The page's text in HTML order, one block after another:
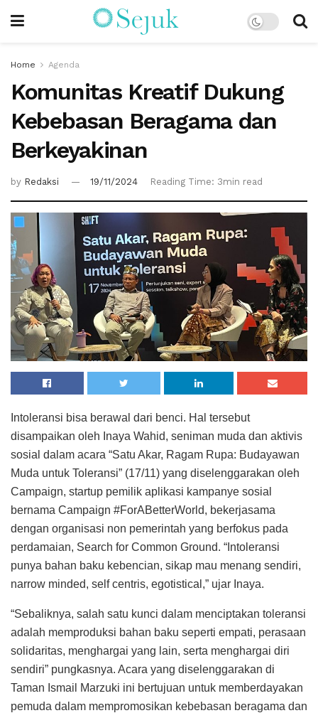
Home Agenda
Komunitas Kreatif Dukung
Kebebasan Beragama dan
Berkeyakinan
by Redaksi 19/11/2024 Reading Time: 3min read
Intoleransi bisa berawal dari benci. Hal tersebut
disampaikan oleh Inaya Wahid, seniman muda dan aktivis
sosial dalam acara “Satu Akar, Ragam Rupa: Budayawan
Muda untuk Toleransi” (17/11) yang diselenggarakan oleh
Campaign, startup pemilik aplikasi kampanye sosial
bernama Campaign #ForABetterWorld, bekerjasama
dengan organisasi non pemerintah yang berfokus pada
perdamaian, Search for Common Ground. “Intoleransi
punya bahan baku kebencian, sikap mau menang sendiri,
narrow minded, self centris, egotistical,” ujar Inaya.
“Sebaliknya, salah satu kunci dalam menciptakan toleransi
adalah memproduksi bahan baku seperti empati, perasaan
solidaritas, menghargai yang lain, serta menghargai diri
sendiri” pungkasnya. Acara yang diselenggarakan di
Taman Ismail Marzuki ini bertujuan untuk memberdayakan
pemuda dalam mempromosikan kebebasan beragama dan